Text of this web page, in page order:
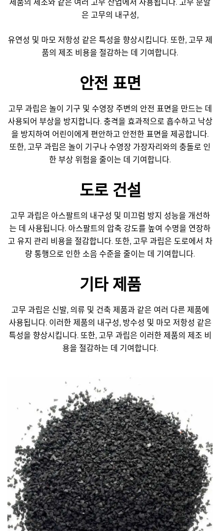
제품의 제조와 같은 여러 고무 산업에서 사용됩니다. 고무 분말
은 고무의 내구성,
유연성 및 마모 저항성 같은 특성을 향상시킵니다. 또한, 고무 제
품의 제조 비용을 절감하는 데 기여합니다.
안전 표면
고무 과립은 놀이 기구 및 수영장 주변의 안전 표면을 만드는 데
사용되어 부상을 방지합니다. 충격을 효과적으로 흡수하고 낙상
을 방지하여 어린이에게 편안하고 안전한 표면을 제공합니다.
또한, 고무 과립은 놀이 기구나 수영장 가장자리와의 충돌로 인
한 부상 위험을 줄이는 데 기여합니다.
도로 건설
고무 과립은 아스팔트의 내구성 및 미끄럼 방지 성능을 개선하
는 데 사용됩니다. 아스팔트의 압축 강도를 높여 수명을 연장하
고 유지 관리 비용을 절감합니다. 또한, 고무 과립은 도로에서 차
량 통행으로 인한 소음 수준을 줄이는 데 기여합니다.
기타 제품
고무 과립은 신발, 의류 및 건축 제품과 같은 여러 다른 제품에
사용됩니다. 이러한 제품의 내구성, 방수성 및 마모 저항성 같은
특성을 향상시킵니다. 또한, 고무 과립은 이러한 제품의 제조 비
용을 절감하는 데 기여합니다.